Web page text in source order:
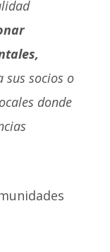
sus socios o
donde